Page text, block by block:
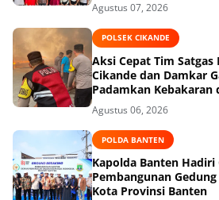
Agustus 07, 2026
POLSEK CIKANDE
Aksi Cepat Tim
Cikande dan Damkar
Padamkan
Agustus 06, 2026
POLDA BANTEN
Kapolda Banten
Pembangunan
Kota Provinsi Banten